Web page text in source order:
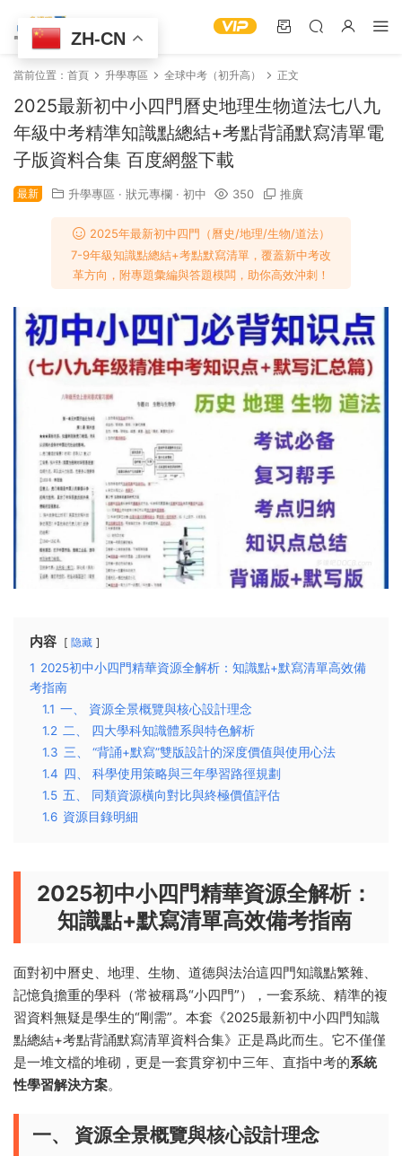
當前位置： 首頁 升學專區 全球中考（初升高） 正文
2025最新初中小四門曆史地理生物道法七八九
年級中考精準知識點總結+考點背誦默寫清單電
子版資料合集 百度網盤下載
最新 升學專區 · 狀元專欄 · 初中 350 推廣
2025年最新初中四門（曆史/地理/生物/道法）
7-9年級知識點總結+考點默寫清單，覆蓋新中考改
革方向，附專題彙編與答題模闆，助你高效沖刺！
内容 隐藏
1 2025初中小四門精華資源全解析：知識點+默寫清單高效備
考指南
1.1 一、 資源全景概覽與核心設計理念
1.2 二、 四大學科知識體系與特色解析
1.3 三、 “背誦+默寫”雙版設計的深度價值與使用心法
1.4 四、 科學使用策略與三年學習路徑規劃
1.5 五、 同類資源橫向對比與終極價值評估
1.6 資源目錄明細
2025初中小四門精華資源全解析：
知識點+默寫清單高效備考指南
面對初中曆史、地理、生物、道德與法治這四門知識點繁雜、
記憶負擔重的學科（常被稱爲“小四門”），一套系統、精準的複
習資料無疑是學生的“剛需”。本套《2025最新初中小四門知識
點總結+考點背誦默寫清單資料合集》正是爲此而生。它不僅僅
是一堆文檔的堆砌，更是一套貫穿初中三年、直指中考的系統
性學習解決方案。
一、 資源全景概覽與核心設計理念
ZH-CN